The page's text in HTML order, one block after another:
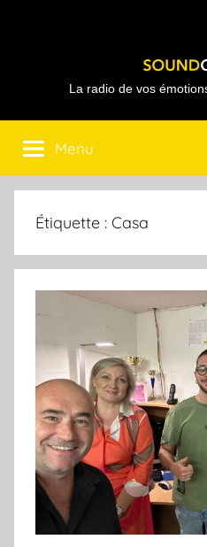
Sound
Go
Radio
La radio de vos
Menu
Étiquette : Casa